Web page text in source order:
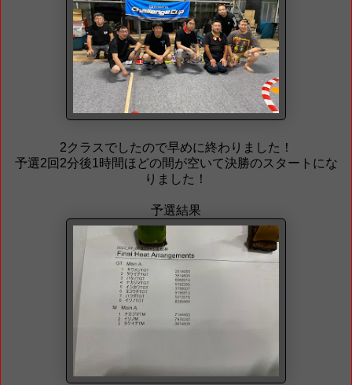
2クラスでしたので早めに終わりました！
予選2回2分後1時間ほどの間が空いて決勝のスタートにな
りました！
予選結果